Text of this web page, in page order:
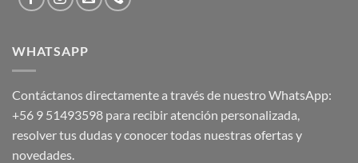
WHATSAPP
Contáctanos directamente a través de nuestro WhatsApp:
+56 9 51493598 para recibir atención personalizada,
resolver tus dudas y conocer todas nuestras ofertas y
novedades.